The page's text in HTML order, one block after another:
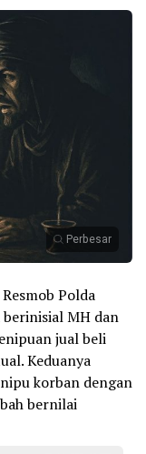
Perbesar
Polda
MH dan
jual beli
Keduanya
korban dengan
bernilai